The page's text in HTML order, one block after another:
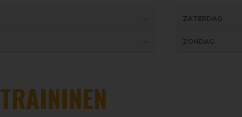
—
—
ZATERDAG
ZONDAG
TRAININEN